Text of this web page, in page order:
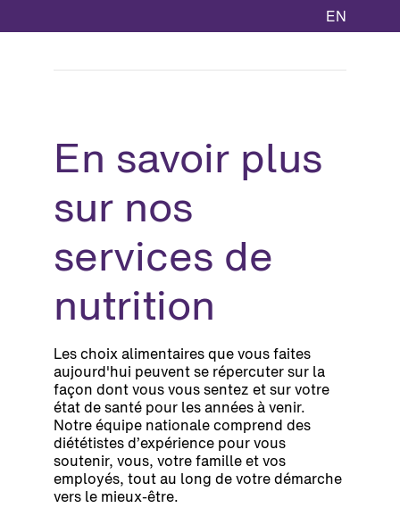
EN
En savoir plus
sur nos
services de
nutrition
Les choix alimentaires que vous faites
aujourd'hui peuvent se répercuter sur la
façon dont vous vous sentez et sur votre
état de santé pour les années à venir.
Notre équipe nationale comprend des
diététistes d’expérience pour vous
soutenir, vous, votre famille et vos
employés, tout au long de votre démarche
vers le mieux-être.